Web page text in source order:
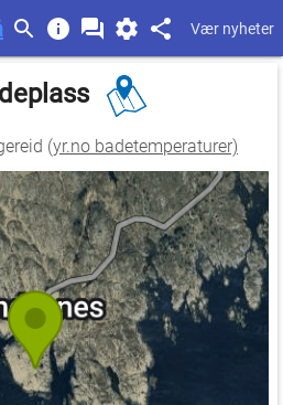
Vær nyheter
(yr.no badetemperaturer)